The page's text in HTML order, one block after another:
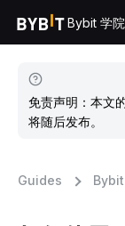
Bybit 学院
免责声明：本文
将随后发布。
Guides